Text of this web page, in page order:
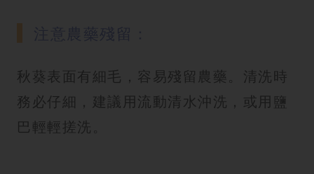
秋葵表面有細毛，容易殘留農藥。清洗時
務必仔細，建議用流動清水沖洗，或用鹽
巴輕輕搓洗。